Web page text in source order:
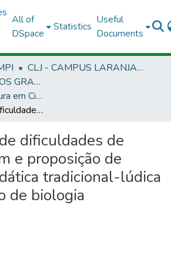
All of
DSpace
Statistics
Useful
Documents
CLJ - CAMPUS LARANJAL DO JARI
GRADLJ - CURSOS GRADUAÇÃO - CAMPUS LARANJAL DO JARI
TCCLJ - Licenciatura em Ciências Biológicas
Diagnóstico de dificuldades de aprendizagem e proposição de estratégia didática tradicional-lúdica para o ensino de biologia
dificuldades de
e proposição de
tradicional-lúdica
de biologia